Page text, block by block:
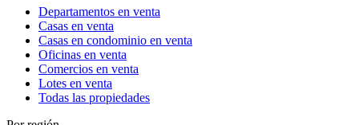
Departamentos en venta
Casas en venta
Casas en condominio en venta
Oficinas en venta
Comercios en venta
Lotes en venta
Todas las propiedades